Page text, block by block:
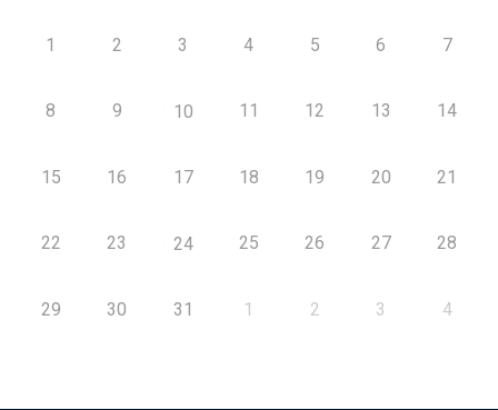
1 2 3 4 5 6 7
8 9 10 11 12 13 14
15 16 17 18 19 20 21
22 23 24 25 26 27 28
29 30 31 1 2 3 4